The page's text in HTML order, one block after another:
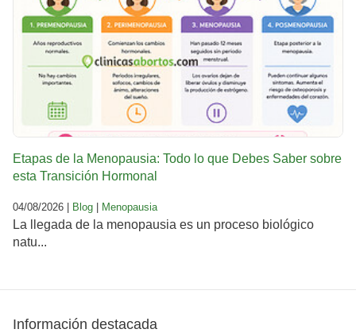
Etapas de la Menopausia: Todo lo que Debes Saber sobre
esta Transición Hormonal
04/08/2026 | Blog Menopausia
La llegada de la menopausia es un proceso biológico
natu...
Información destacada